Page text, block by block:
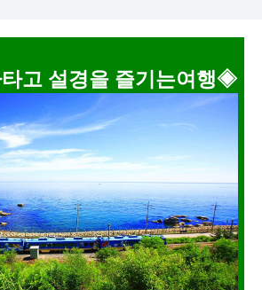
게
게
고 설경을 즐기는여행◈